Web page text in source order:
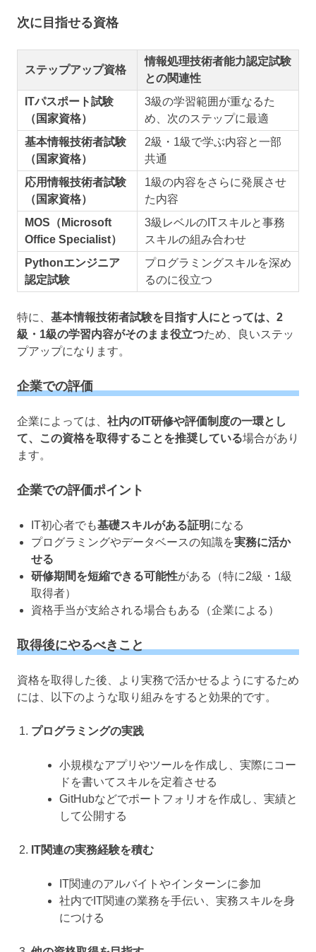
次に目指せる資格
ステップアップ資格
情報処理技術者能力認定試験
との関連性
ITパスポート試験
（国家資格）
3級の学習範囲が重なるた
め、次のステップに最適
基本情報技術者試験
（国家資格）
2級・1級で学ぶ内容と一部
共通
応用情報技術者試験
（国家資格）
1級の内容をさらに発展させ
た内容
MOS（Microsoft
Office Specialist）
3級レベルのITスキルと事務
スキルの組み合わせ
Pythonエンジニア
認定試験
プログラミングスキルを深め
るのに役立つ
特に、 基本情報技術者試験を目指す人にとっては、2
級・1級の学習内容がそのまま役立つため、良いステッ
プアップになります。
企業での評価
企業によっては、 社内のIT研修や評価制度の一環とし
て、この資格を取得することを推奨している場合があり
ます。
企業での評価ポイント
IT初心者でも基礎スキルがある証明になる
プログラミングやデータベースの知識を実務に活か
せる
研修期間を短縮できる可能性がある（特に2級・1級
取得者）
資格手当が支給される場合もある（企業による）
取得後にやるべきこと
資格を取得した後、より実務で活かせるようにするため
には、以下のような取り組みをすると効果的です。
プログラミングの実践
小規模なアプリやツールを作成し、実際にコー
ドを書いてスキルを定着させる
GitHubなどでポートフォリオを作成し、実績と
して公開する
IT関連の実務経験を積む
IT関連のアルバイトやインターンに参加
社内でIT関連の業務を手伝い、実務スキルを身
につける